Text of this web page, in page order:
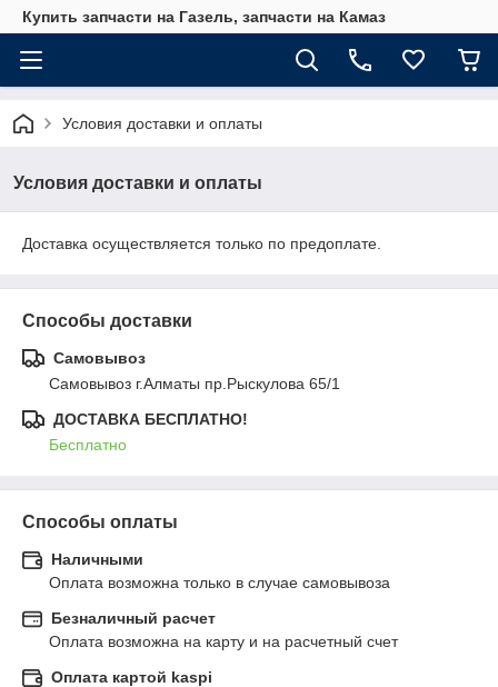
Купить запчасти на Газель, запчасти на Камаз
Условия доставки и оплаты
Условия доставки и оплаты
Доставка осуществляется только по предоплате.
Способы доставки
Самовывоз
Самовывоз г.Алматы пр.Рыскулова 65/1
ДОСТАВКА БЕСПЛАТНО!
Бесплатно
Способы оплаты
Наличными
Оплата возможна только в случае самовывоза
Безналичный расчет
Оплата возможна на карту и на расчетный счет
Оплата картой kaspi